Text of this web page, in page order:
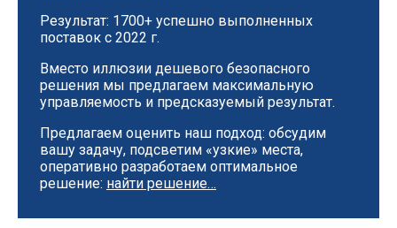
Результат: 1700+ успешно выполненных
поставок с 2022 г.
Вместо иллюзии дешевого безопасного
решения мы предлагаем максимальную
управляемость и предсказуемый результат.
Предлагаем оценить наш подход: обсудим
вашу задачу, подсветим «узкие» места,
оперативно разработаем оптимальное
решение: найти решение…